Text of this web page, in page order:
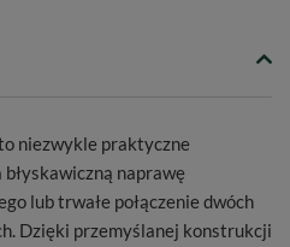
niezwykle praktyczne
naprawę
lub trwałe połączenie dwóch
Dzięki przemyślanej konstrukcji